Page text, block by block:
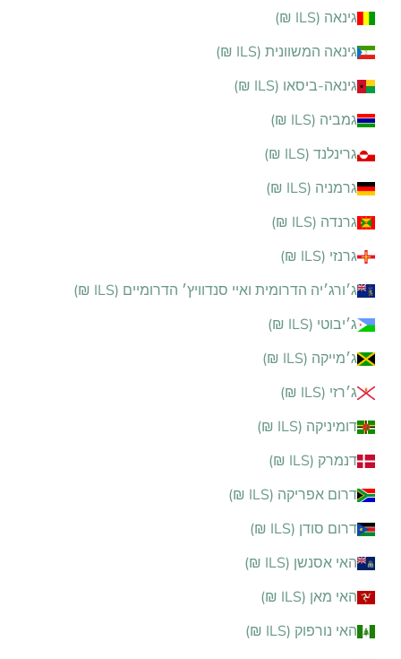
גינאה (ILS ₪)
גינאה המשוונית (ILS ₪)
גינאה-ביסאו (ILS ₪)
גמביה (ILS ₪)
גרינלנד (ILS ₪)
גרמניה (ILS ₪)
גרנדה (ILS ₪)
גרנזי (ILS ₪)
ג׳ורג׳יה הדרומית ואיי סנדוויץ׳ הדרומיים (ILS ₪)
ג׳יבוטי (ILS ₪)
ג׳מייקה (ILS ₪)
ג׳רזי (ILS ₪)
דומיניקה (ILS ₪)
דנמרק (ILS ₪)
דרום אפריקה (ILS ₪)
דרום סודן (ILS ₪)
האי אסנשן (ILS ₪)
האי מאן (ILS ₪)
האי נורפוק (ILS ₪)